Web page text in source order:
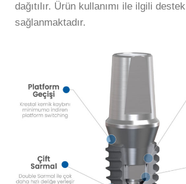
dağıtılır. Ürün kullanımı ile ilgili destek
sağlanmaktadır.